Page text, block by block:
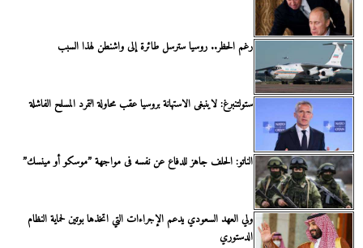
رغم الحظر.. روسيا سترسل طائرة إلى واشنطن لهذا السبب
ستولتنبرغ: لاينبغى الاستهانة بروسيا عقب محاولة التمرد المسلح الفاشلة
الناتو: الحلف جاهز للدفاع عن نفسه فى مواجهة ”موسكو أو مينسك”
ولي العهد السعودي يدعم الإجراءات التي اتخذها بوتين لحماية النظام
الدستوري